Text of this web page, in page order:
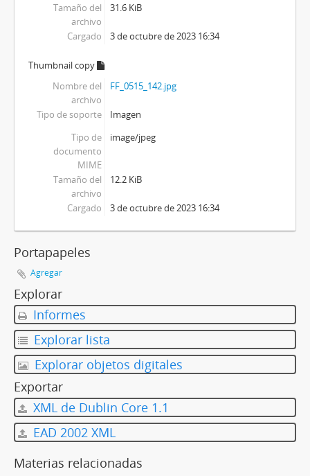
Tamaño del
archivo
31.6 KiB
Cargado 3 de octubre de 2023 16:34
Thumbnail copy
Nombre del
archivo
FF_0515_142.jpg
Tipo de soporte
Imagen
Tipo de
documento
MIME
image/jpeg
Tamaño del
archivo
12.2 KiB
Cargado 3 de octubre de 2023 16:34
Portapapeles
Agregar
Explorar
Informes
Explorar lista
Explorar objetos digitales
Exportar
XML de Dublin Core 1.1
EAD 2002 XML
Materias relacionadas